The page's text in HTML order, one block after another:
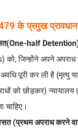
के प्रमुख प्रावधान
half
को, जिन्होंने अपने
पूरी कर ली है (मृत्यु
को छोड़कर) न्यायालय
चाहिए।
(प्रथम अपराध करने